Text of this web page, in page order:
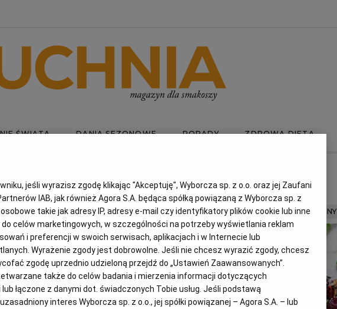
ŚWIATA DANIA SEZONOWE PORADY ZDROWA DIETA
dietetyk
MATERIAŁ PROMOCYJNY
jeśli wyrazisz zgodę klikając "Akceptuję", Wyborcza sp. z o.o. oraz jej Zaufani
IAB, jak również Agora S.A. będąca spółką powiązaną z Wyborcza sp. z
takie jak adresy IP, adresy e-mail czy identyfikatory plików cookie lub inne
celów marketingowych, w szczególności na potrzeby wyświetlania reklam
i preferencji w swoich serwisach, aplikacjach i w Internecie lub
Wyrażenie zgody jest dobrowolne. Jeśli nie chcesz wyrazić zgody, chcesz
zgodę uprzednio udzieloną przejdź do „Ustawień Zaawansowanych”.
także do celów badania i mierzenia informacji dotyczących
łączone z danymi dot. świadczonych Tobie usług. Jeśli podstawą
interes Wyborcza sp. z o.o., jej spółki powiązanej – Agora S.A. – lub